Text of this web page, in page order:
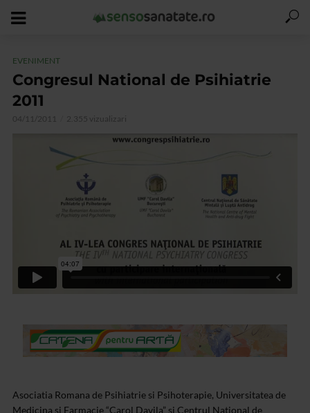
EVENIMENT
Congresul National de Psihiatrie
2011
04/11/2011 2.355 vizualizari
Asociatia Romana de Psihiatrie si Psihoterapie, Universitatea de
Medicina si Farmacie “Carol Davila” si Centrul National de